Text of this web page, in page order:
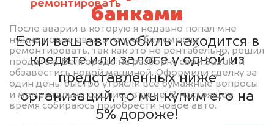
ремонтировать
После аварии в которую я недавно попал мне
нужно новое авто, это уже без смысла
ремонтировать, так как это не рентабельно, решил
продать в Белгороде на разборку свой Suzuki и
обзавестись новой машиной. Оформили сделку за
один день, быстро утрясли все бумажные вопросы
и моментально сошлись в цене. В настоящее
время собираюсь приобрести новое авто.
банками
Если ваш автомобиль находится в
кредите или залоге у одной из
представленных ниже
организаций, то мы купим его на
5% дороже!